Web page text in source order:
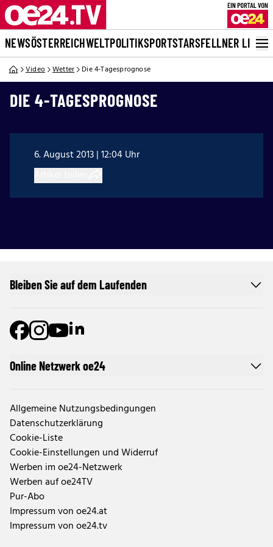
NEWSÖSTERREICHWELTPOLITIKSPORTSTARSFELLNER LIVE
Video Wetter Die 4-Tagesprognose
DIE 4-TAGESPROGNOSE
6. August 2013 | 12:04 Uhr
Online Netzwerk oe24
Allgemeine Nutzungsbedingungen
Datenschutzerklärung
Cookie-Liste
Cookie-Einstellungen und Widerruf
Werben im oe24-Netzwerk
Werben auf oe24TV
Pur-Abo
Impressum von oe24.at
Impressum von oe24.tv
Bleiben Sie auf dem Laufenden